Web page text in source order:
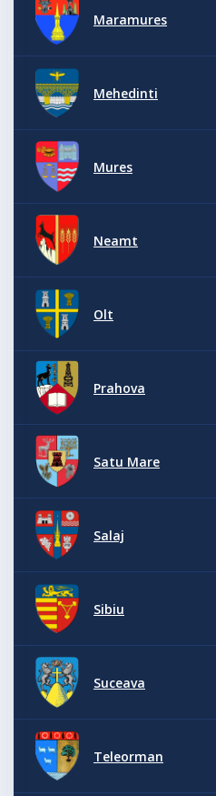
Maramures
Mehedinti
Mures
Neamt
Olt
Prahova
Satu Mare
Salaj
Sibiu
Suceava
Teleorman